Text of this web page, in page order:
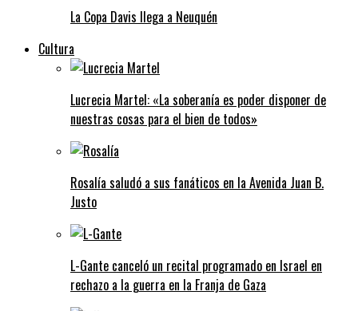
La Copa Davis llega a Neuquén
Cultura
Lucrecia Martel: «La soberanía es poder disponer de
nuestras cosas para el bien de todos»
Rosalía saludó a sus fanáticos en la Avenida Juan B.
Justo
L-Gante canceló un recital programado en Israel en
rechazo a la guerra en la Franja de Gaza